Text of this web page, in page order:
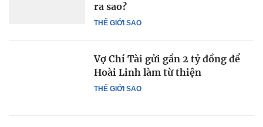
THẾ GIỚI SAO
ra sao?
THẾ GIỚI SAO
Vợ Chí Tài gửi gần 2 tỷ đồng để
Hoài Linh làm từ thiện